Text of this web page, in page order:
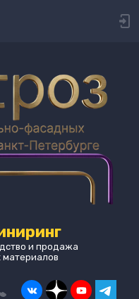
и продажа
материалов